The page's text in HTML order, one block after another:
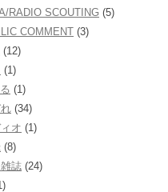
RADIO SCOUTING (5)
COMMENT (3)
(12)
(1)
(1)
(34)
オ (1)
(8)
誌 (24)